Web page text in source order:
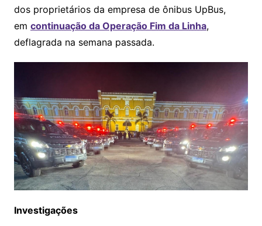
dos proprietários da empresa de ônibus UpBus,
em continuação da Operação Fim da Linha,
deflagrada na semana passada.
Investigações